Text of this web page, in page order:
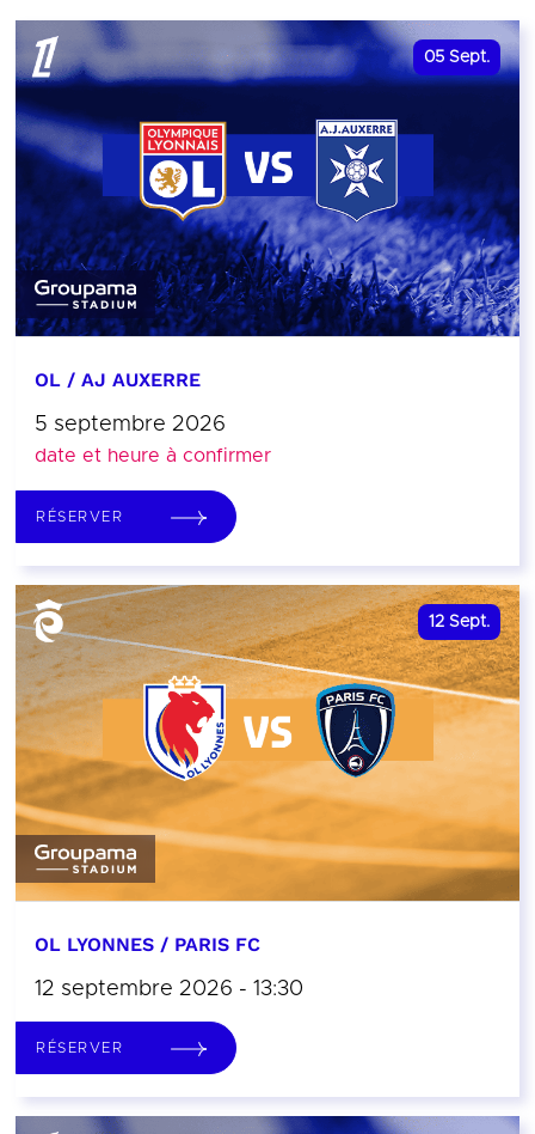
05 Sept.
OL / AJ AUXERRE
5 septembre 2026
date et heure à confirmer
RÉSERVER
12 Sept.
OL LYONNES / PARIS FC
12 septembre 2026 - 13:30
RÉSERVER